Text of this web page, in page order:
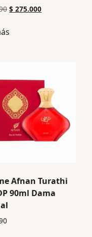
$ 275.000
Afnan Turathi
90ml Dama